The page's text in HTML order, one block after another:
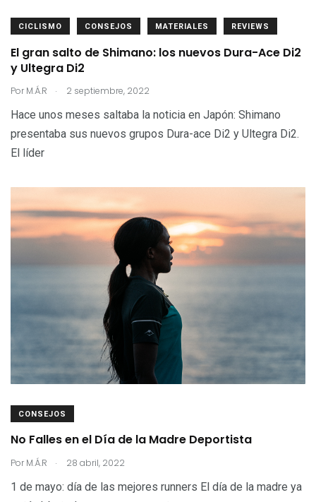
CICLISMO CONSEJOS MATERIALES REVIEWS
El gran salto de Shimano: los nuevos Dura-Ace Di2
y Ultegra Di2
Por M.Á.R . 2 septiembre, 2022
Hace unos meses saltaba la noticia en Japón: Shimano
presentaba sus nuevos grupos Dura-ace Di2 y Ultegra Di2.
El líder
CONSEJOS
No Falles en el Día de la Madre Deportista
Por M.Á.R . 28 abril, 2022
1 de mayo: día de las mejores runners El día de la madre ya